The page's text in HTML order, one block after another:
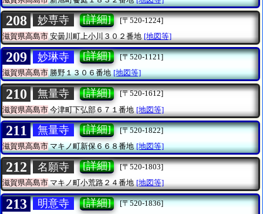
208 妙専寺 [詳細]
[〒520-1224]
滋賀県高島市 安曇川町上小川３０２番地 [地図等]
209 妙琳寺 [詳細]
[〒520-1121]
滋賀県高島市勝野１３０６番地 [地図等]
210 無量寺 [詳細]
[〒520-1612]
滋賀県高島市 今津町下弘部６７１番地 [地図等]
211 無量寺 [詳細]
[〒520-1822]
滋賀県高島市マキノ町新保６６８番地 [地図等]
212 名願寺 [詳細]
[〒520-1803]
滋賀県高島市マキノ町小荒路２４番地 [地図等]
213 明意寺 [詳細] [〒520-1836]